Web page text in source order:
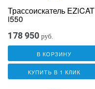
Трассоискатель EZiCAT
i550
178 950 руб.
В КОРЗИНУ
КУПИТЬ В 1 КЛИК